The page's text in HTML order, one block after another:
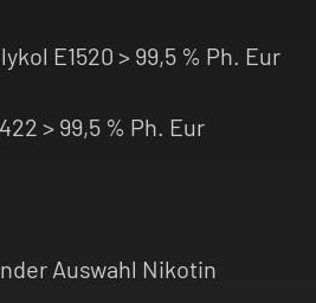
E1520 > 99,5 % Ph. Eur
> 99,5 % Ph. Eur
Auswahl Nikotin